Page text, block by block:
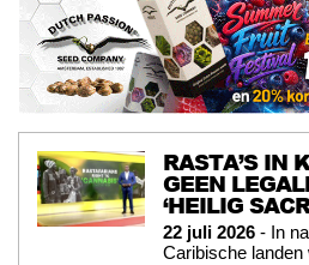
RASTA’S IN
GEEN
‘HEILIG
22 juli 2026 - In
Caribische